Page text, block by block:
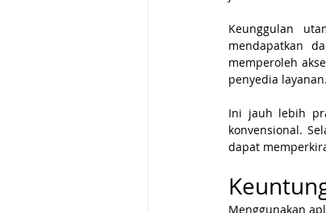
Keunggulan
mendapatkan
memperoleh
penyedia layanan.
Ini jauh lebih
konvensional.
dapat
Menggunakan